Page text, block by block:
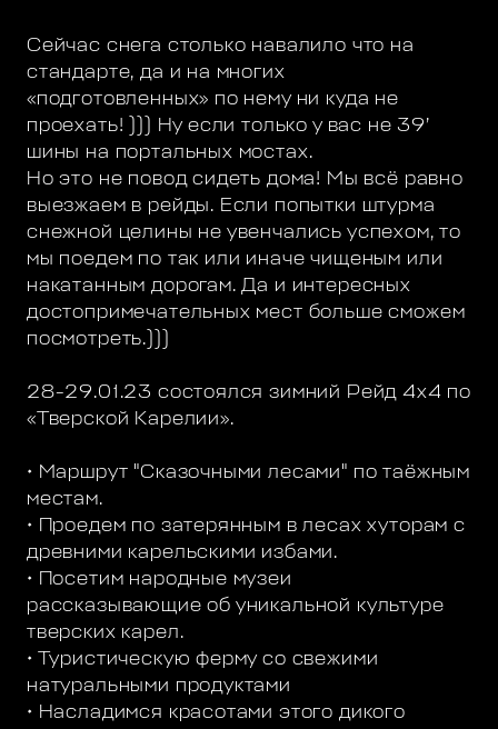
Сейчас снега столько навалило что на
стандарте, да и на многих
«подготовленных» по нему ни куда не
проехать! ))) Ну если только у вас не 39’
шины на портальных мостах.
Но это не повод сидеть дома! Мы всё равно
выезжаем в рейды. Если попытки штурма
снежной целины не увенчались успехом, то
мы поедем по так или иначе чищеным или
накатанным дорогам. Да и интересных
достопримечательных мест больше сможем
посмотреть.)))
28-29.01.23 состоялся зимний Рейд 4х4 по
«Тверской Карелии».
• Маршрут "Сказочными лесами" по таёжным
местам.
• Проедем по затерянным в лесах хуторам с
древними карельскими избами.
• Посетим народные музеи
рассказывающие об уникальной культуре
тверских карел.
• Туристическую ферму со свежими
натуральными продуктами
• Насладимся красотами этого дикого